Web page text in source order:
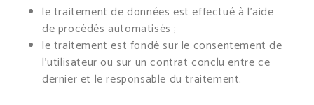
le traitement de données est effectué à l’aide
de procédés automatisés ;
le traitement est fondé sur le consentement de
l’utilisateur ou sur un contrat conclu entre ce
dernier et le responsable du traitement.